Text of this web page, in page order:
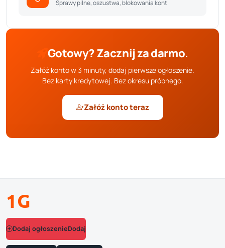
Sprawy pilne, oszustwa, blokowania kont
Gotowy? Zacznij za darmo.
Załóż konto w 3 minuty, dodaj pierwsze ogłoszenie.
Bez karty kredytowej. Bez okresu próbnego.
Załóż konto teraz
1G
Dodaj ogłoszenie